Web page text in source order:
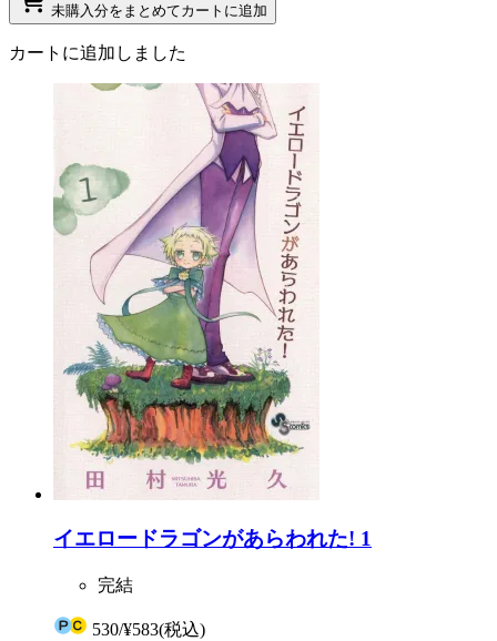
未購入分をまとめてカートに追加
カートに追加しました
イエロードラゴンがあらわれた! 1
完結
530/¥583(税込)